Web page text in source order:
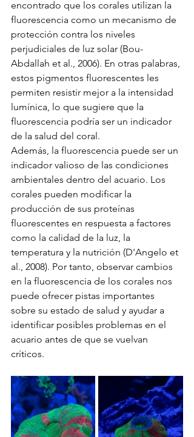
encontrado que los corales utilizan la
fluorescencia como un mecanismo de
protección contra los niveles
perjudiciales de luz solar (Bou-
Abdallah et al., 2006). En otras palabras,
estos pigmentos fluorescentes les
permiten resistir mejor a la intensidad
lumínica, lo que sugiere que la
fluorescencia podría ser un indicador
de la salud del coral.
Además, la fluorescencia puede ser un
indicador valioso de las condiciones
ambientales dentro del acuario. Los
corales pueden modificar la
producción de sus proteínas
fluorescentes en respuesta a factores
como la calidad de la luz, la
temperatura y la nutrición (D'Angelo et
al., 2008). Por tanto, observar cambios
en la fluorescencia de los corales nos
puede ofrecer pistas importantes
sobre su estado de salud y ayudar a
identificar posibles problemas en el
acuario antes de que se vuelvan
críticos.